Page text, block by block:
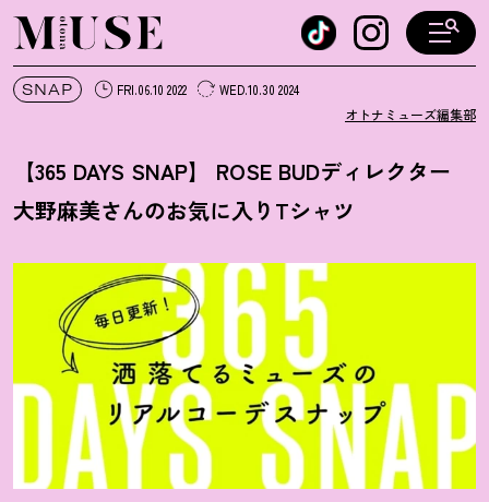
オトナミューズ ウェブ
SNAP FRI.06.10 2022 WED.10.30 2024
オトナミューズ編集部
【365 DAYS SNAP】 ROSE BUDディレクター
大野麻美さんのお気に入りTシャツ